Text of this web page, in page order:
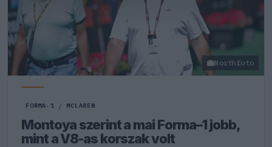
Northfoto
FORMA-1 / MCLAREN
Montoya szerint a mai Forma–1 jobb,
mint a V8-as korszak volt